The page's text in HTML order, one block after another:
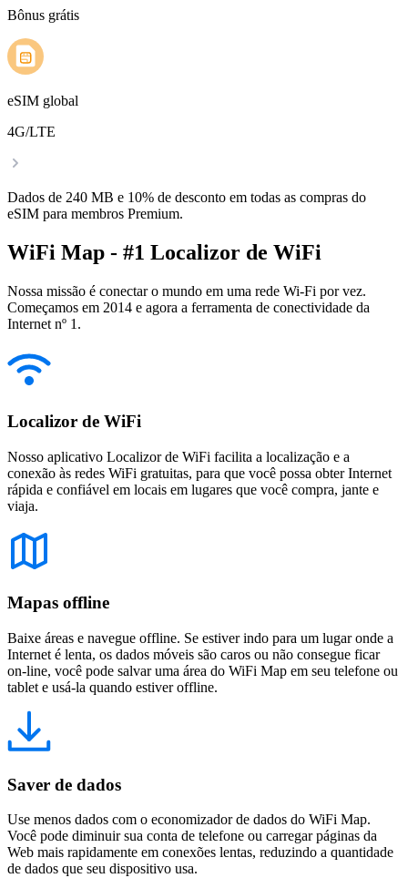
Bônus grátis
eSIM global
4G/LTE
Dados de 240 MB e 10% de desconto em todas as compras do
eSIM para membros Premium.
WiFi Map - #1 Localizor de WiFi
Nossa missão é conectar o mundo em uma rede Wi-Fi por vez.
Começamos em 2014 e agora a ferramenta de conectividade da
Internet nº 1.
Localizor de WiFi
Nosso aplicativo Localizor de WiFi facilita a localização e a
conexão às redes WiFi gratuitas, para que você possa obter Internet
rápida e confiável em locais em lugares que você compra, jante e
viaja.
Mapas offline
Baixe áreas e navegue offline. Se estiver indo para um lugar onde a
Internet é lenta, os dados móveis são caros ou não consegue ficar
on-line, você pode salvar uma área do WiFi Map em seu telefone ou
tablet e usá-la quando estiver offline.
Saver de dados
Use menos dados com o economizador de dados do WiFi Map.
Você pode diminuir sua conta de telefone ou carregar páginas da
Web mais rapidamente em conexões lentas, reduzindo a quantidade
de dados que seu dispositivo usa.